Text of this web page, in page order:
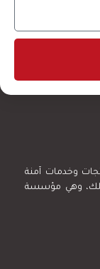
وخدمات آمنة
وهي مؤسسة